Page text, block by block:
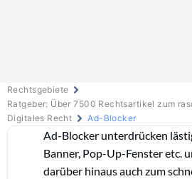
Rechtsgebiete
Ratgeber: Über 7500 Rechtsartikel zum
Digitales Recht
Ad-Blocker
Ad-Blocker unterdrücken
Banner, Pop-Up-Fenster etc.
darüber hinaus auch zum